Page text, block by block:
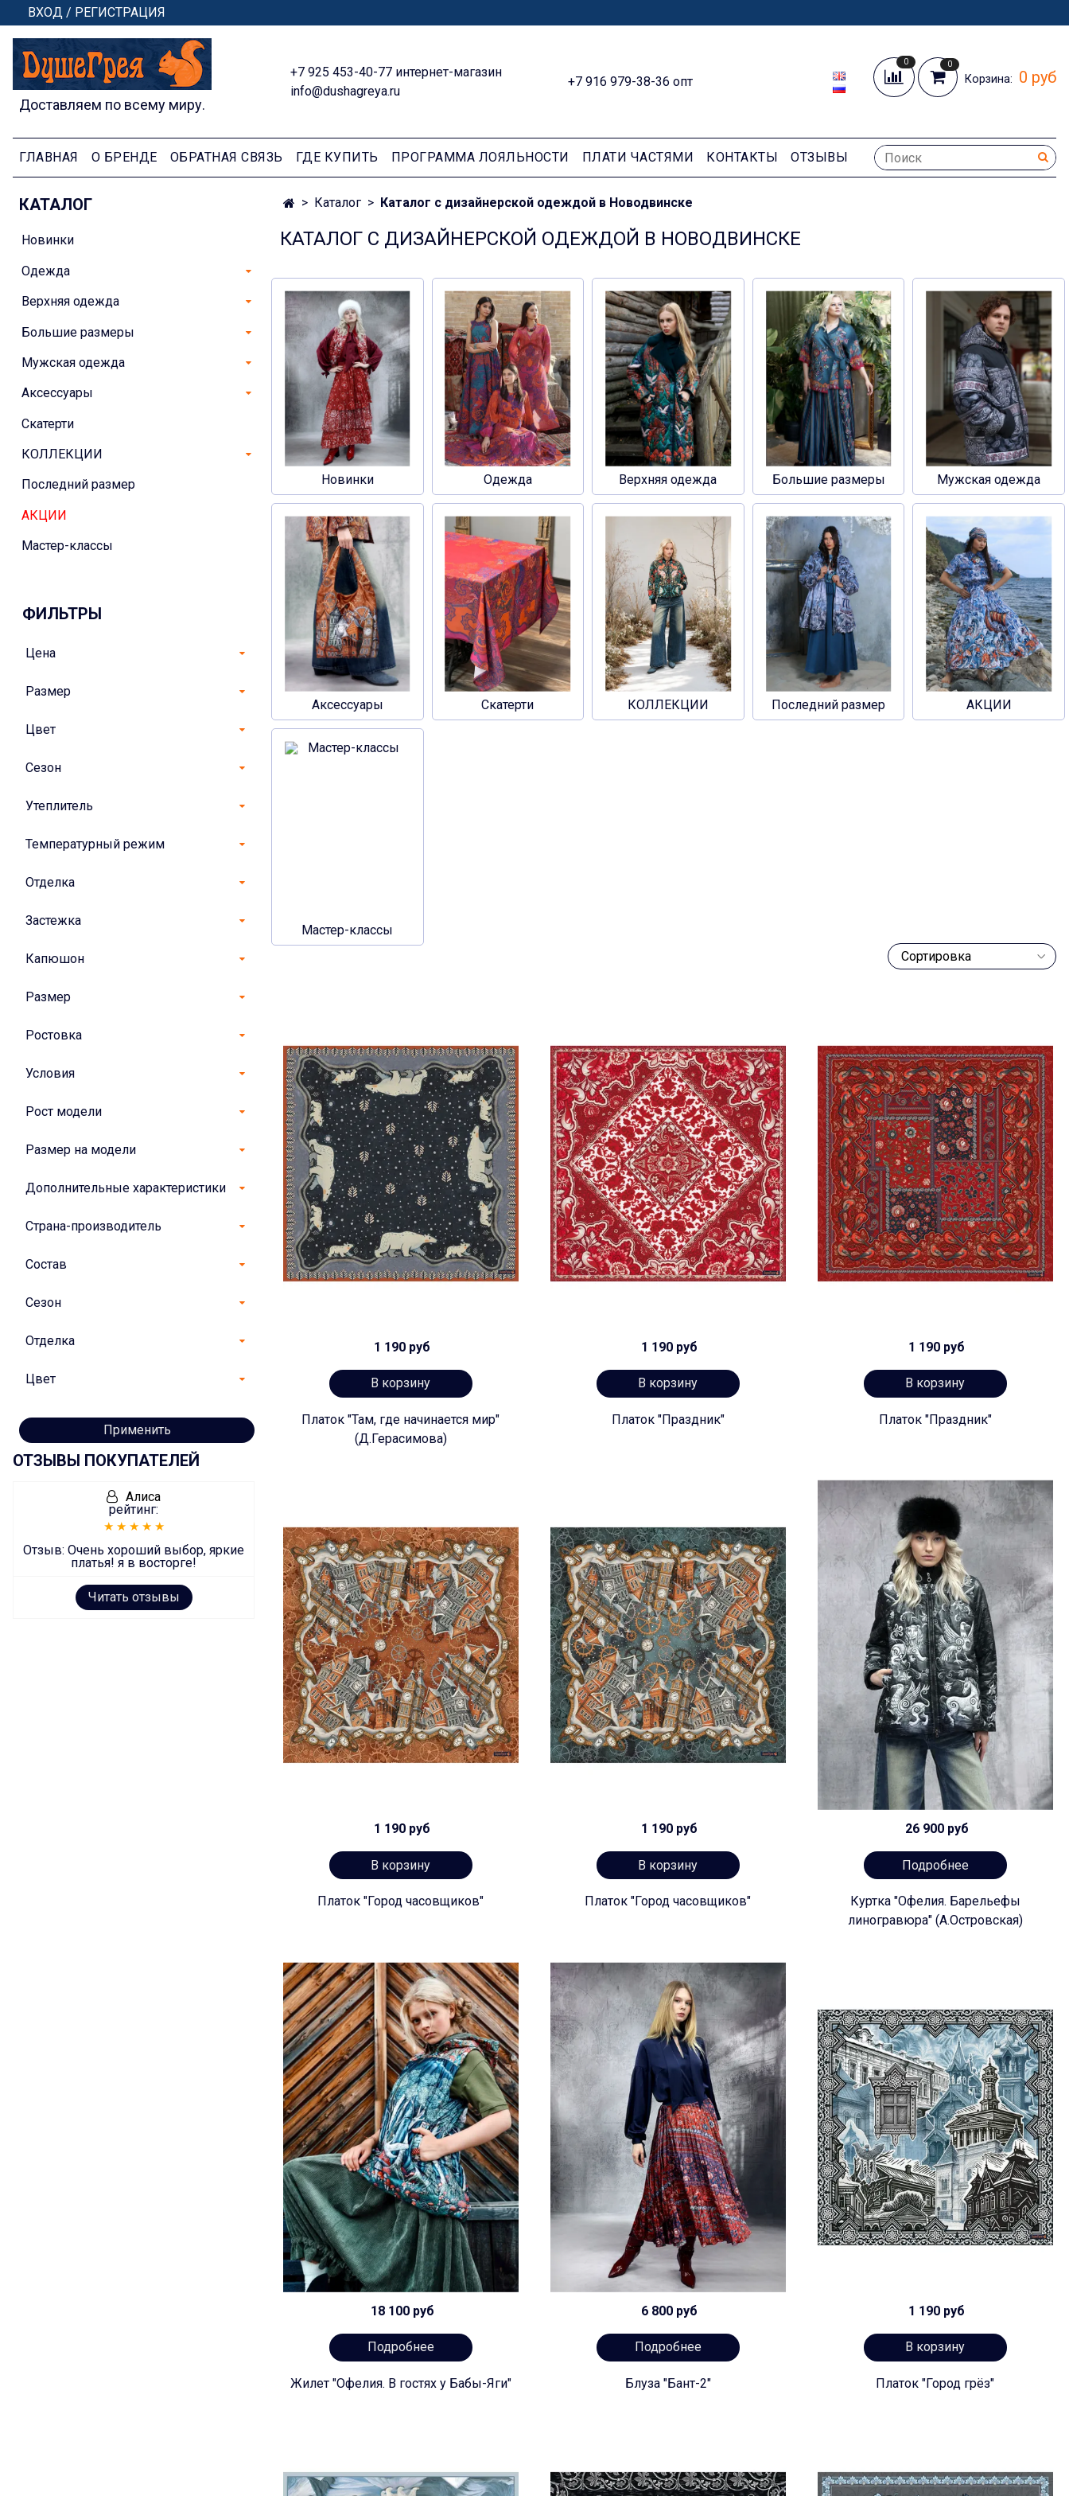
ВХОД / РЕГИСТРАЦИЯ
Доставляем по всему миру.
+7 925 453-40-77 интернет-магазин
info@dushagreya.ru
+7 916 979-38-36 опт
0 0
Корзина: 0 руб
ГЛАВНАЯ О БРЕНДЕ ОБРАТНАЯ СВЯЗЬ ГДЕ КУПИТЬ ПРОГРАММА ЛОЯЛЬНОСТИ ПЛАТИ ЧАСТЯМИ КОНТАКТЫ ОТЗЫВЫ
Каталог Каталог с дизайнерской одеждой в Новодвинске
КАТАЛОГ С ДИЗАЙНЕРСКОЙ ОДЕЖДОЙ В НОВОДВИНСКЕ
Новинки Одежда Верхняя одежда Большие размеры Мужская одежда
Аксессуары Скатерти КОЛЛЕКЦИИ Последний размер АКЦИИ
Мастер-классы
1 190 руб
В корзину
Платок "Там, где начинается мир"
(Д.Герасимова)
1 190 руб
В корзину
Платок "Праздник"
1 190 руб
В корзину
Платок "Праздник"
1 190 руб
В корзину
Платок "Город часовщиков"
1 190 руб
В корзину
Платок "Город часовщиков"
26 900 руб
Подробнее
Куртка "Офелия. Барельефы
линогравюра" (А.Островская)
18 100 руб
Подробнее
Жилет "Офелия. В гостях у Бабы-Яги"
6 800 руб
Подробнее
Блуза "Бант-2"
1 190 руб
В корзину
Платок "Город грёз"
КАТАЛОГ
Новинки
Одежда
Верхняя одежда
Большие размеры
Мужская одежда
Аксессуары
Скатерти
КОЛЛЕКЦИИ
Последний размер
АКЦИИ
Мастер-классы
ФИЛЬТРЫ
Цена
Размер
Цвет
Сезон
Утеплитель
Температурный режим
Отделка
Застежка
Капюшон
Размер
Ростовка
Условия
Рост модели
Размер на модели
Дополнительные характеристики
Страна-производитель
Состав
Сезон
Отделка
Цвет
Применить
ОТЗЫВЫ ПОКУПАТЕЛЕЙ
Алиса
рейтинг:
Отзыв: Очень хороший выбор, яркие
платья! я в восторге!
Читать отзывы